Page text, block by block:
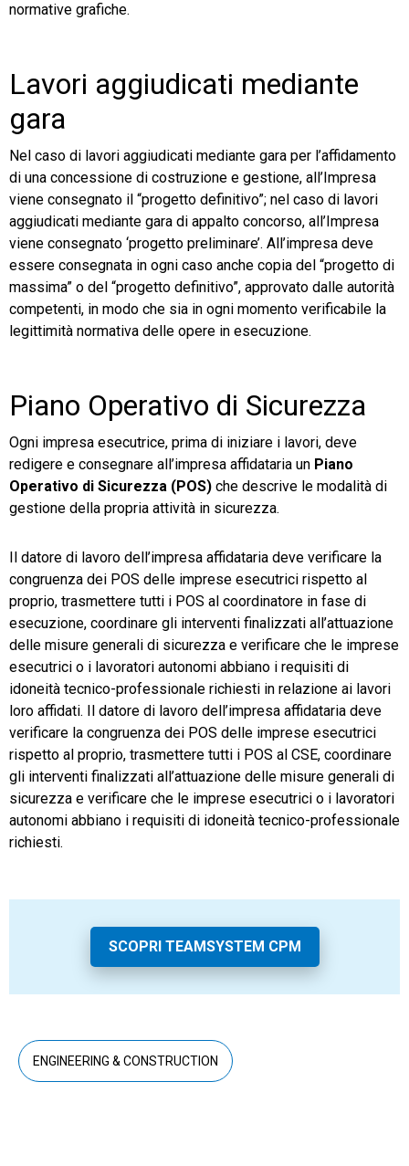
normative grafiche.
Lavori aggiudicati mediante
gara
Nel caso di lavori aggiudicati mediante gara per l’affidamento
di una concessione di costruzione e gestione, all’Impresa
viene consegnato il “progetto definitivo”; nel caso di lavori
aggiudicati mediante gara di appalto concorso, all’Impresa
viene consegnato ‘progetto preliminare’. All’impresa deve
essere consegnata in ogni caso anche copia del “progetto di
massima” o del “progetto definitivo”, approvato dalle autorità
competenti, in modo che sia in ogni momento verificabile la
legittimità normativa delle opere in esecuzione.
Piano Operativo di Sicurezza
Ogni impresa esecutrice, prima di iniziare i lavori, deve
redigere e consegnare all’impresa affidataria un Piano
Operativo di Sicurezza (POS) che descrive le modalità di
gestione della propria attività in sicurezza.
Il datore di lavoro dell’impresa affidataria deve verificare la
congruenza dei POS delle imprese esecutrici rispetto al
proprio, trasmettere tutti i POS al coordinatore in fase di
esecuzione, coordinare gli interventi finalizzati all’attuazione
delle misure generali di sicurezza e verificare che le imprese
esecutrici o i lavoratori autonomi abbiano i requisiti di
idoneità tecnico-professionale richiesti in relazione ai lavori
loro affidati. Il datore di lavoro dell’impresa affidataria deve
verificare la congruenza dei POS delle imprese esecutrici
rispetto al proprio, trasmettere tutti i POS al CSE, coordinare
gli interventi finalizzati all’attuazione delle misure generali di
sicurezza e verificare che le imprese esecutrici o i lavoratori
autonomi abbiano i requisiti di idoneità tecnico-professionale
richiesti.
SCOPRI TEAMSYSTEM CPM
ENGINEERING & CONSTRUCTION